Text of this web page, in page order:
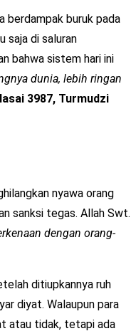
berdampak buruk pada
saja di saluran
bahwa sistem hari ini
dunia, lebih ringan
3987, Turmudzi
nyawa orang
sanksi tegas. Allah Swt.
dengan orang-
ditiupkannya ruh
diyat. Walaupun para
atau tidak, tetapi ada